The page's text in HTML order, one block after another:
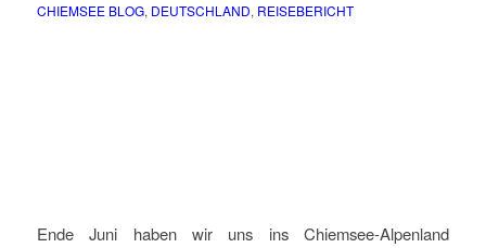
CHIEMSEE BLOG, DEUTSCHLAND, REISEBERICHT
Ende Juni haben wir uns ins Chiemsee-Alpenland